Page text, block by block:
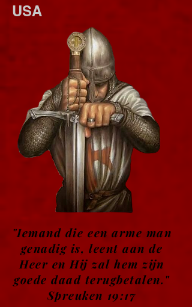
USA
"Iemand die een arme man
genadig is, leent aan de
Heer en Hij zal hem zijn
goede daad terugbetalen."
Spreuken 19:17